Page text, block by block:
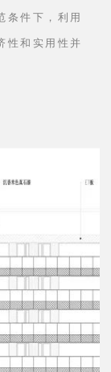
条件下，利用
性和实用性并